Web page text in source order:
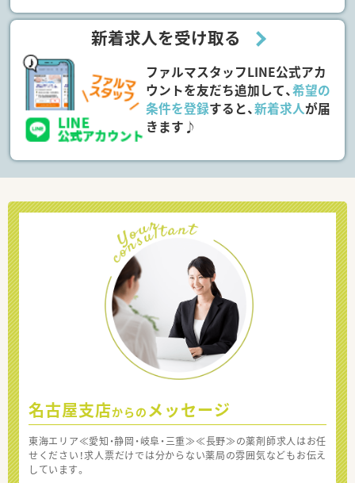
新着求人を受け取る
ファルマスタッフLINE公式アカ
ウントを友だち追加して、希望の
条件を登録すると、新着求人が届
きます♪
名古屋支店からの メッセージ
東海エリア≪愛知・静岡・岐阜・三重≫≪長野≫の薬剤師求人はお任
せください！求人票だけでは分からない薬局の雰囲気などもお伝え
しています。